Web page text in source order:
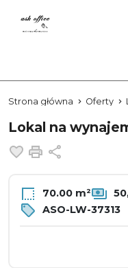
Strona główna Oferty
Lokal na
Dodaj do
Drukuj
70.00 m²
ASO-LW-37313